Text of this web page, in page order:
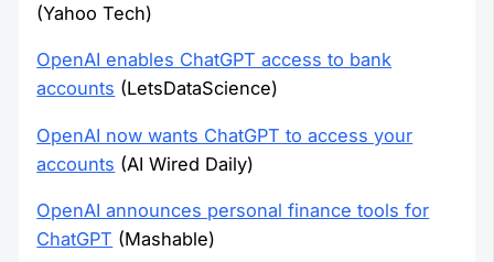
(Yahoo Tech)
OpenAI enables ChatGPT access to bank
accounts (LetsDataScience)
OpenAI now wants ChatGPT to access your
accounts (AI Wired Daily)
OpenAI announces personal finance tools for
ChatGPT (Mashable)